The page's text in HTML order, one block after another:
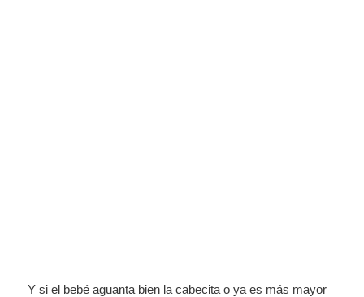
Y si el bebé aguanta bien la cabecita o ya es más mayor